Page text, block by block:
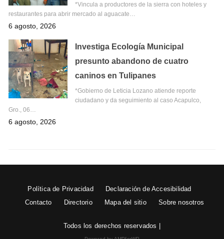
*Vincula a productores de la sierra con hoteles y
restaurantes para abrir mercado al aguacate…
6 agosto, 2026
Investiga Ecología Municipal
presunto abandono de cuatro
caninos en Tulipanes
*Gobierno de Leticia Lozano atiende reporte
ciudadano y da seguimiento al caso Acapulco,
Gro., 06…
6 agosto, 2026
Política de Privacidad
Declaración de Accesibilidad
Contacto
Directorio Mapa del sitio Sobre nosotros
Todos los derechos reservados |